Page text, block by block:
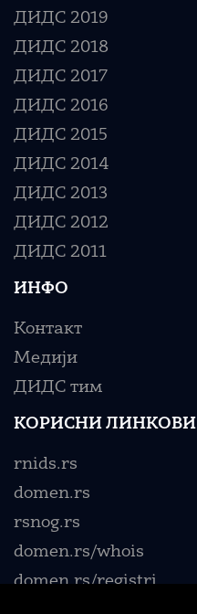
ДИДС 2019
ДИДС 2018
ДИДС 2017
ДИДС 2016
ДИДС 2015
ДИДС 2014
ДИДС 2013
ДИДС 2012
ДИДС 2011
ИНФО
Контакт
Медији
ДИДС тим
КОРИСНИ ЛИНКОВИ
rnids.rs
domen.rs
rsnog.rs
domen.rs/whois
domen.rs/registri